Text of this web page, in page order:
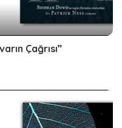
Çağrısı”